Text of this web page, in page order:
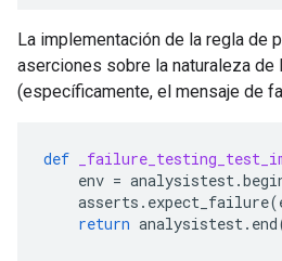
La implementación de la regla de
aserciones sobre la naturaleza de
(específicamente, el mensaje de
def
env = analysistest.
asserts . expect_failure(
return analysistest. end